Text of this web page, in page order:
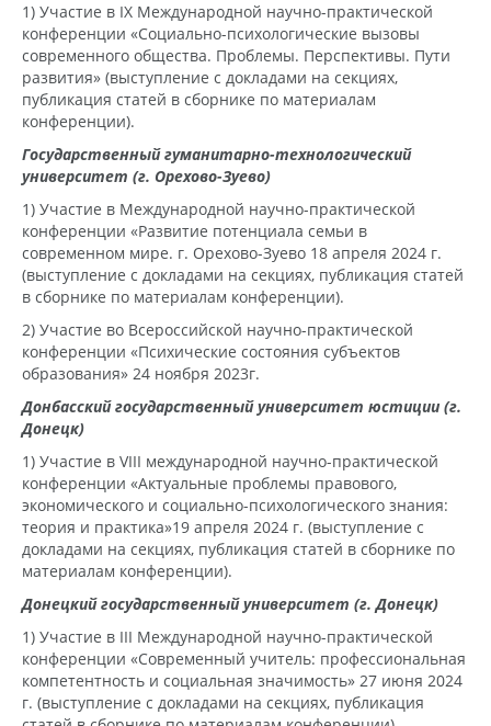
1) Участие в IX Международной научно-практической
конференции «Социально-психологические вызовы
современного общества. Проблемы. Перспективы. Пути
развития» (выступление с докладами на секциях,
публикация статей в сборнике по материалам
конференции).
Государственный гуманитарно-технологический
университет (г. Орехово-Зуево)
1) Участие в Международной научно-практической
конференции «Развитие потенциала семьи в
современном мире. г. Орехово-Зуево 18 апреля 2024 г.
(выступление с докладами на секциях, публикация статей
в сборнике по материалам конференции).
2) Участие во Всероссийской научно-практической
конференции «Психические состояния субъектов
образования» 24 ноября 2023г.
Донбасский государственный университет юстиции (г.
Донецк)
1) Участие в VIII международной научно-практической
конференции «Актуальные проблемы правового,
экономического и социально-психологического знания:
теория и практика»19 апреля 2024 г. (выступление с
докладами на секциях, публикация статей в сборнике по
материалам конференции).
Донецкий государственный университет (г. Донецк)
1) Участие в ІІІ Международной научно-практической
конференции «Современный учитель: профессиональная
компетентность и социальная значимость» 27 июня 2024
г. (выступление с докладами на секциях, публикация